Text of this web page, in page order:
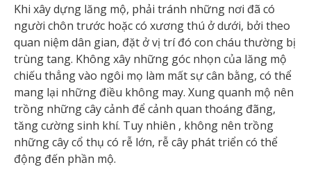
Khi xây dựng lăng mộ, phải tránh những nơi đã có
người chôn trước hoặc có xương thú ở dưới, bởi theo
quan niệm dân gian, đặt ở vị trí đó con cháu thường bị
trùng tang. Không xây những góc nhọn của lăng mộ
chiếu thẳng vào ngôi mọ làm mất sự cân bằng, có thể
mang lại những điều không may. Xung quanh mộ nên
trồng những cây cảnh để cảnh quan thoáng đãng,
tăng cường sinh khí. Tuy nhiên , không nên trồng
những cây cổ thụ có rễ lớn, rễ cây phát triển có thể
động đến phần mộ.